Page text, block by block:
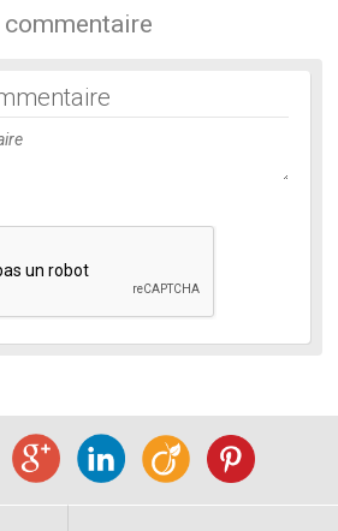
commentaire